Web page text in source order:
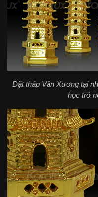
Đặt tháp Văn Xương tại
học trở